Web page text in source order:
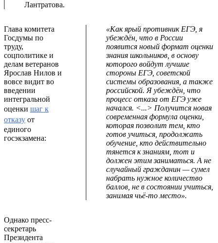
Лантратова.
Глава комитета
Госдумы по
труду,
соцполитике и
делам ветеранов
Ярослав Нилов и
вовсе видит во
введении
интегральной
оценки шаг к
отказу от
единого
госэкзамена:
«Как ярый противник ЕГЭ, я
убеждён, что в России
появится новый формат оценки
знания школьников, в основу
которого войдут лучшие
стороны ЕГЭ, советской
системы образования, а также
российской. Я убеждён, что
процесс отказа от ЕГЭ уже
начался. <...> Получится новая
современная формула оценки,
которая позволит тем, кто
готов учиться, продолжать
обучение, кто действительно
тянется к знаниям, тот и
должен этим заниматься. А не
случайный гражданин — сумел
набрать нужное количество
баллов, не в состоянии учиться,
занимая чьё-то место».
Однако пресс-
секретарь
Президента